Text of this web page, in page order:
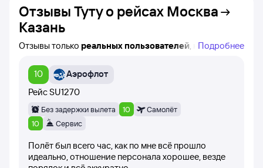
Отзывы Туту о рейсах Москва
Казань
Отзывы только реальных пользователей, которые
Туту!
Вы можете увидеть название конкретного рейса,
авиакомпанию и время вылета, а также дату написания
При написании отзывов клиенты оценивают рейс
вежливость персонала, питание на борту самолёта).
Подробнее
10
Аэрофлот
РейсSU1270
Без задержки вылета 10
Самолёт
10
Сервис
Полёт был всего час, как по мне всё прошло
идеально, отношение персонала хорошее, везде